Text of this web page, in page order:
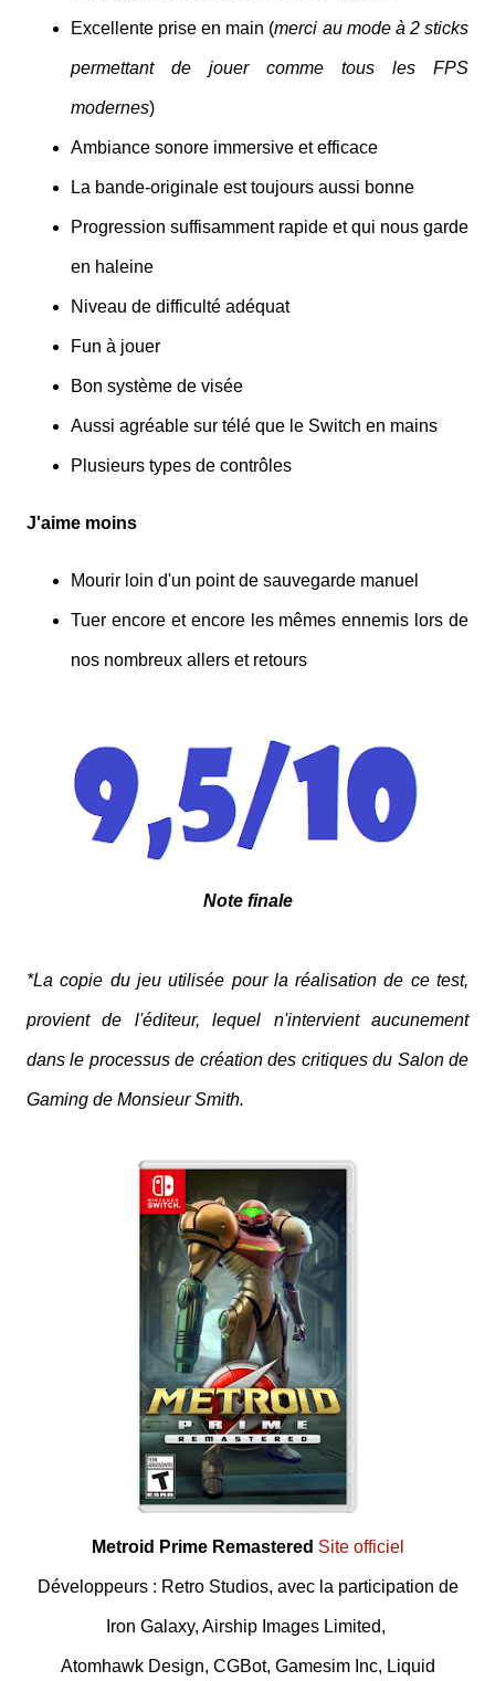
Excellente prise en main (merci au mode à 2 sticks
permettant de jouer comme tous les FPS
modernes)
Ambiance sonore immersive et efficace
La bande-originale est toujours aussi bonne
Progression suffisamment rapide et qui nous garde
en haleine
Niveau de difficulté adéquat
Fun à jouer
Bon système de visée
Aussi agréable sur télé que le Switch en mains
Plusieurs types de contrôles
J'aime moins
Mourir loin d'un point de sauvegarde manuel
Tuer encore et encore les mêmes ennemis lors de
nos nombreux allers et retours
Note finale
*La copie du jeu utilisée pour la réalisation de ce test,
provient de l'éditeur, lequel n'intervient aucunement
dans le processus de création des critiques du Salon de
Gaming de Monsieur Smith.
Metroid Prime Remastered Site officiel
Développeurs : Retro Studios, avec la participation de
Iron Galaxy, Airship Images Limited,
Atomhawk Design, CGBot, Gamesim Inc, Liquid